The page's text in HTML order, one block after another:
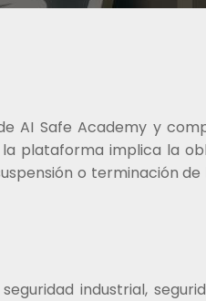
Safe Academy y
plataforma implica la
o terminación
industrial,